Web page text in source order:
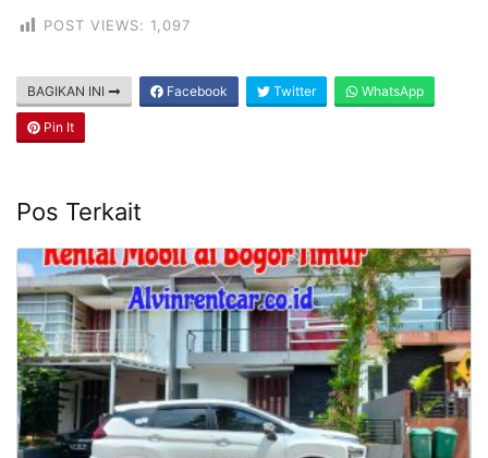
POST VIEWS: 1,097
BAGIKAN INI Facebook Twitter WhatsApp
Pin It
Pos Terkait